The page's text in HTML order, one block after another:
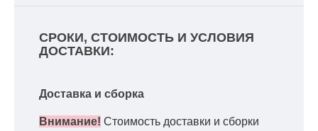
СРОКИ, СТОИМОСТЬ И УСЛОВИЯ
ДОСТАВКИ:
Доставка и сборка
Внимание! Стоимость доставки и сборки